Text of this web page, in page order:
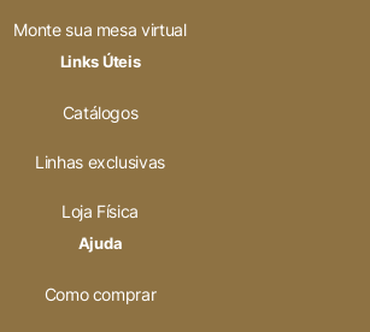
Monte sua mesa virtual
Links Úteis
Catálogos
Linhas exclusivas
Loja Física
Ajuda
Como comprar